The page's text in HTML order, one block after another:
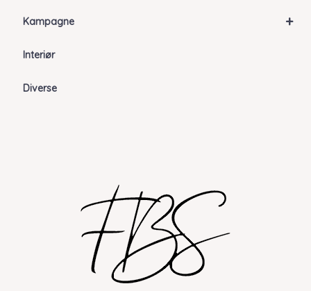
+
Kampagne
Interiør
Diverse